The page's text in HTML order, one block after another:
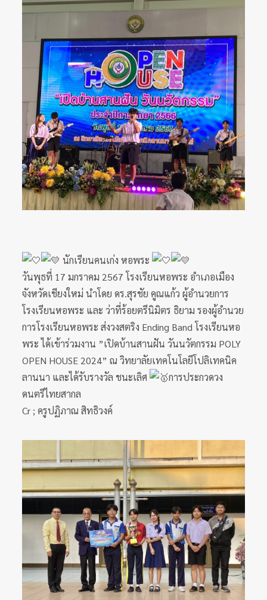
นักเรียนคนเก่ง หอพระ
วันพุธที่ 17 มกราคม 2567 โรงเรียนหอพระ อำเภอเมือง
จังหวัดเชียงใหม่ นำโดย ดร.สุรชัย คูณแก้ว ผู้อำนวยการ
โรงเรียนหอพระ และ ว่าที่ร้อยตรีนิมิตร ธิยาม รองผู้อำนวย
การโรงเรียนหอพระ ส่งวงสตริง Ending Band โรงเรียนหอ
พระ ได้เข้าร่วมงาน ”เปิดบ้านสานฝัน วันนวัตกรรม POLY
OPEN HOUSE 2024” ณ วิทยาลัยเทคโนโลยีโปลิเทคนิค
ลานนา และได้รับรางวัล ชนะเลิศ
การประกวดวง
ดนตรีไทยสากล
Cr ; ครูปฏิภาณ สิทธิวงค์